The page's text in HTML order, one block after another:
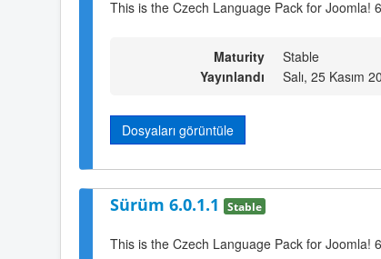
This is the Czech Language Pack for Joomla!
Maturity
Stable
Yayınlandı
Salı, 25 Kasım
Dosyaları görüntüle
Sürüm 6.0.1.1 Stable
This is the Czech Language Pack for Joomla!